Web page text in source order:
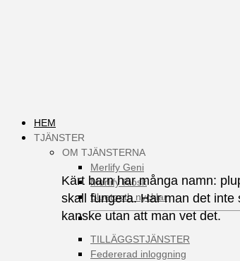
HEM
TJÄNSTER
OM TJÄNSTERNA
Merlify Geni
Merlify Kiosk
Bluetooth nycklar
TILLÄGGSTJÄNSTER
Federerad inloggning
Kärt barn har många namn:
skall fungera. Har man det
kanske utan att man vet det.